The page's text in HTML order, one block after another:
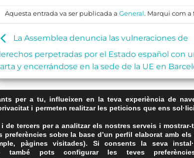
Aquesta entrada va ser publicada aGeneral. Marqui com a
La Assemblea denuncia las vulneraciones de
perpetradas por el Estado español con
y encerrándose en la sede de la UE en
Avís Legal·Política de
per a tu, influeixen en la teva experiència de
i permeten realitzar les peticions que ens
de tercers per a analitzar els nostres serveis i
preferències sobre la base d’un perfil elaborat amb
pàgines visitades). Si consents la seva
també pots configurar les teves